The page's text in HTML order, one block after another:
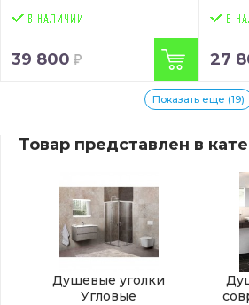
39 800 27
Показать еще (19)
Товар представлен в
Душевые уголки
Угловые